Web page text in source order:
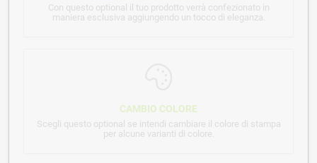
Con questo optional il tuo prodotto verrà confezionato in
maniera esclusiva aggiungendo un tocco di eleganza.
CAMBIO COLORE
Scegli questo optional se intendi cambiare il colore di stampa
per alcune varianti di colore.